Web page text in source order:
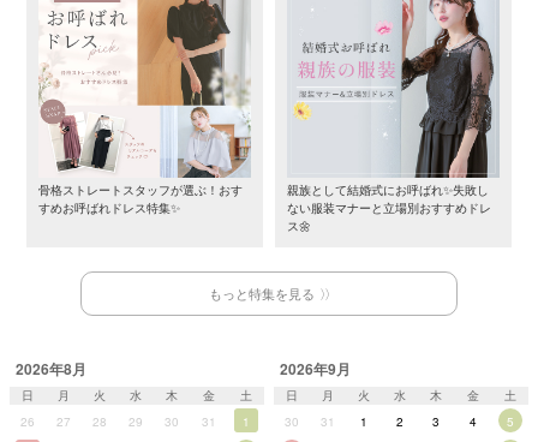
骨格ストレートスタッフが選ぶ！おす
すめお呼ばれドレス特集✨
親族として結婚式にお呼ばれ✨失敗し
ない服装マナーと立場別おすすめドレ
ス🌼
もっと特集を見る
2026年8月
日 月 火 水 木 金
土
26
27 28 29 30 31
1
2026年9月
日 月 火 水 木 金
土
30
31 1 2 3 4
5